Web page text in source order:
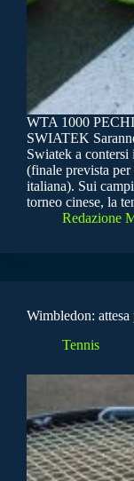
WTA 1000
SWIATEK
Swiatek a
(finale prevista
italiana). Sui
torneo cinese, la
Redazione
Wimbledon:
Tennis